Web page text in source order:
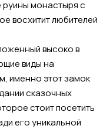
монастыря с
восхитит любителей
высоко в
виды на
именно этот замок
сказочных
стоит посетить
его уникальной